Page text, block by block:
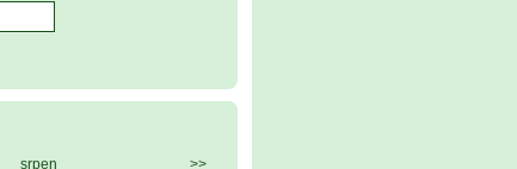
srpen
>>